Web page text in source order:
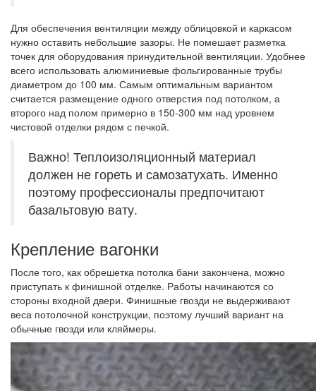
Для обеспечения вентиляции между облицовкой и каркасом
нужно оставить небольшие зазоры. Не помешает разметка
точек для оборудования принудительной вентиляции. Удобнее
всего использовать алюминиевые фольгированные трубы
диаметром до 100 мм. Самым оптимальным вариантом
считается размещение одного отверстия под потолком, а
второго над полом примерно в 150-300 мм над уровнем
чистовой отделки рядом с печкой.
Важно! Теплоизоляционный материал
должен не гореть и самозатухать. Именно
поэтому профессионалы предпочитают
базальтовую вату.
Крепление вагонки
После того, как обрешетка потолка бани закончена, можно
приступать к финишной отделке. Работы начинаются со
стороны входной двери. Финишные гвозди не выдерживают
веса потолочной конструкции, поэтому лучший вариант на
обычные гвозди или кляймеры.